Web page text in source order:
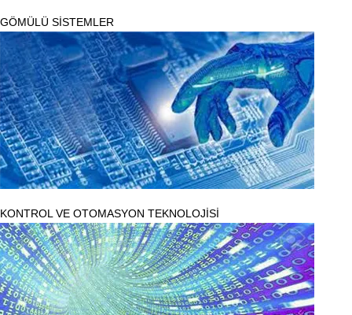
GÖMÜLÜ SİSTEMLER
KONTROL VE OTOMASYON TEKNOLOJİSİ